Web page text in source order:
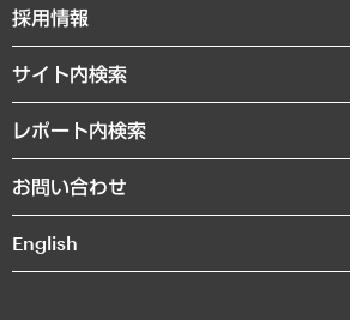
経済・産業・雇用・労働
まちづくり・観光・交通・スポーツ・スマートシティ
自然資源・農林水産業・食料システム
経営用語集
受託・受注実績（官公庁関連）
メディア掲載・出演
会社概要
沿革
組織図・本部部室紹介
インドネシア現地法人
ニュースリリース
お知らせ
採用情報
サイト内検索
レポート内検索
お問い合わせ
English